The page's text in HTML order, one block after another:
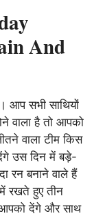
And
आप सभी साथियों
वाला है तो आपको
वाला टीम किस
उस दिन में बड़े-
रन बनाने वाले हैं
रखते हुए तीन
आपको देंगे और साथ